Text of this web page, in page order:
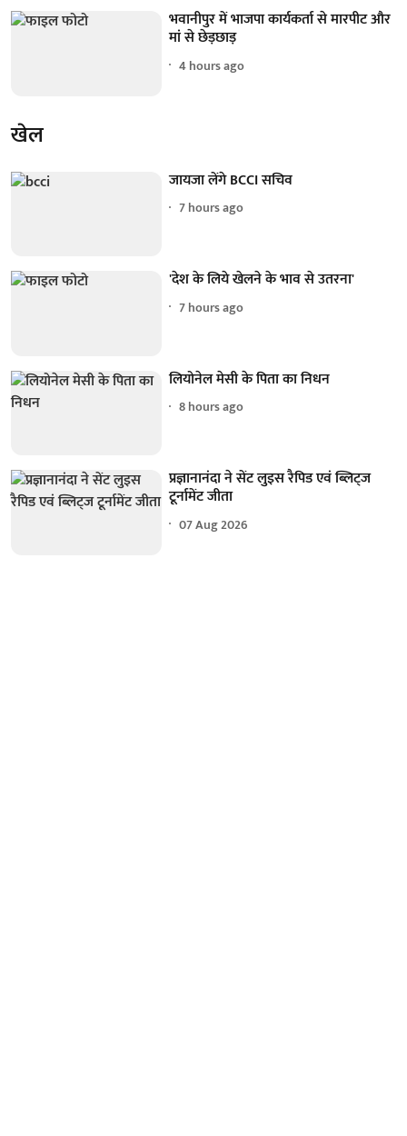
भवानीपुर में भाजपा कार्यकर्ता से मारपीट और
मां से छेड़छाड़
4 hours ago
खेल
जायजा लेंगे BCCI सचिव
7 hours ago
'देश के लिये खेलने के भाव से उतरना'
7 hours ago
लियोनेल मेसी के पिता का निधन
8 hours ago
प्रज्ञानानंदा ने सेंट लुइस रैपिड एवं ब्लिट्ज
टूर्नामेंट जीता
07 Aug 2026